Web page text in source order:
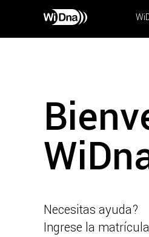
Necesitas ayuda?
Ingrese la